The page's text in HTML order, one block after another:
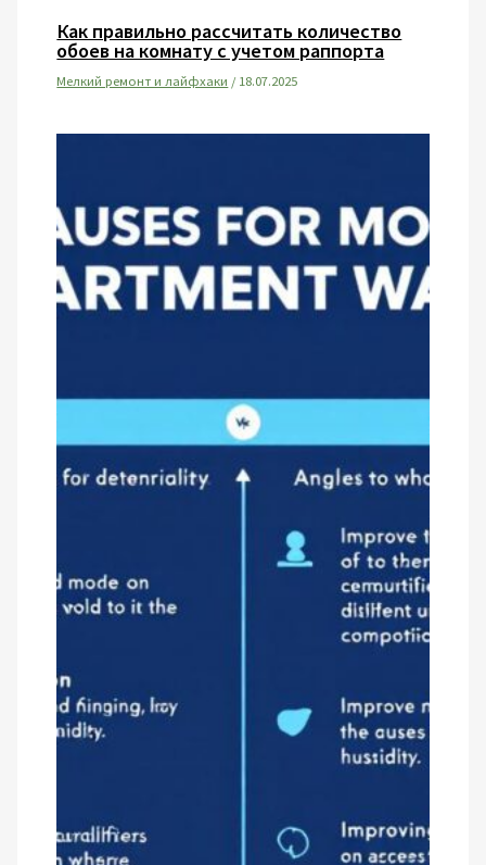
Как правильно рассчитать количество
обоев на комнату с учетом раппорта
Мелкий ремонт и лайфхаки /18.07.2025